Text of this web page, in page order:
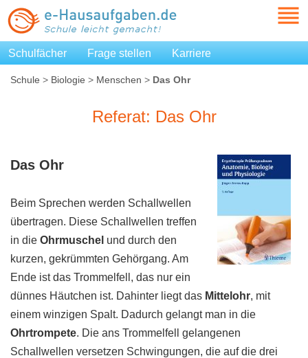
Schulfächer Frage stellen Karriere
Schule > Biologie > Menschen > Das Ohr
Referat: Das Ohr
Das Ohr
Beim Sprechen werden Schallwellen
übertragen. Diese Schallwellen treffen
in die Ohrmuschel und durch den
kurzen, gekrümmten Gehörgang. Am
Ende ist das Trommelfell, das nur ein
dünnes Häutchen ist. Dahinter liegt das Mittelohr, mit
einem winzigen Spalt. Dadurch gelangt man in die
Ohrtrompete. Die ans Trommelfell gelangenen
Schallwellen versetzen Schwingungen, die auf die drei